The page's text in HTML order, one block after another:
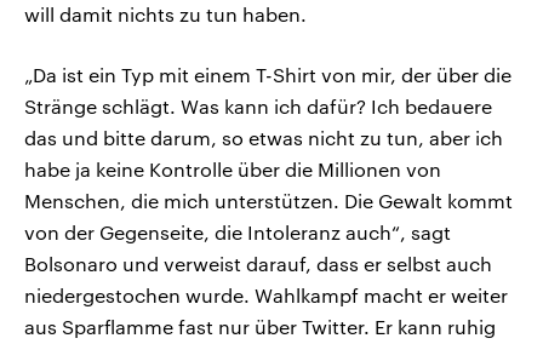
will damit nichts zu tun haben.
„Da ist ein Typ mit einem T-Shirt von mir, der über die
Stränge schlägt. Was kann ich dafür? Ich bedauere
das und bitte darum, so etwas nicht zu tun, aber ich
habe ja keine Kontrolle über die Millionen von
Menschen, die mich unterstützen. Die Gewalt kommt
von der Gegenseite, die Intoleranz auch“, sagt
Bolsonaro und verweist darauf, dass er selbst auch
niedergestochen wurde. Wahlkampf macht er weiter
aus Sparflamme fast nur über Twitter. Er kann ruhig